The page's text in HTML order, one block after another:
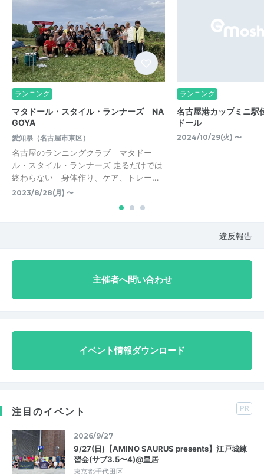
ランニング
マタドール・スタイル・ランナーズ NA
GOYA
愛知県（名古屋市東区）
名古屋のランニングクラブ マタドー
ル・スタイル・ランナーズ 走るだけでは
終わらない 身体作り、ケア、トレー…
2023/8/28(月) 〜
ランニング
名古屋港カップミニ
ドール
2024/10/29(火) 〜
違反報告
主催者へ問い合わせ
イベント情報ダウンロード
注目のイベント PR
2026/9/27
9/27(日)【AMINO SAURUS presents】江戸城練
習会(サブ3.5〜4)@皇居
東京都千代田区